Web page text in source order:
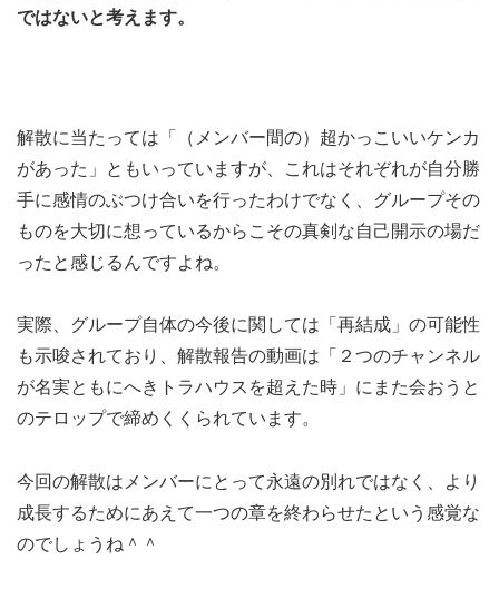
ではないと考えます。
解散に当たっては「（メンバー間の）超かっこいいケンカ
があった」ともいっていますが、これはそれぞれが自分勝
手に感情のぶつけ合いを行ったわけでなく、グループその
ものを大切に想っているからこその真剣な自己開示の場だ
ったと感じるんですよね。
実際、グループ自体の今後に関しては「再結成」の可能性
も示唆されており、解散報告の動画は「２つのチャンネル
が名実ともにへきトラハウスを超えた時」にまた会おうと
のテロップで締めくくられています。
今回の解散はメンバーにとって永遠の別れではなく、より
成長するためにあえて一つの章を終わらせたという感覚な
のでしょうね＾＾